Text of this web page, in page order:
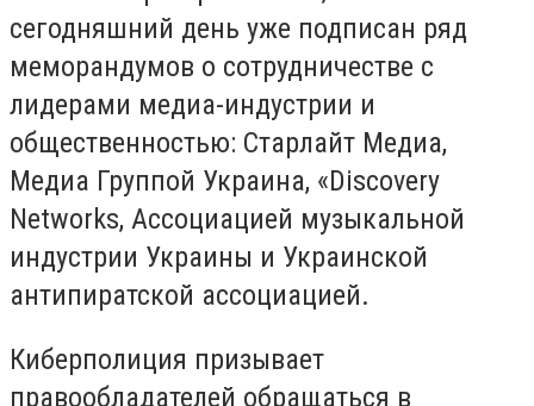
сегодняшний день уже подписан ряд
меморандумов о сотрудничестве с
лидерами медиа-индустрии и
общественностью: Старлайт Медиа,
Медиа Группой Украина, «Discovery
Networks, Ассоциацией музыкальной
индустрии Украины и Украинской
антипиратской ассоциацией.
Киберполиция призывает
правообладателей обращаться в